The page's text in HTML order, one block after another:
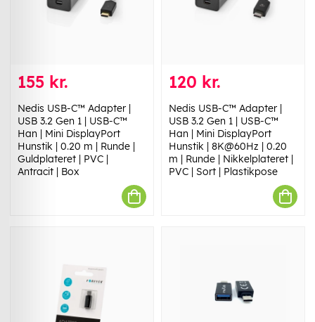
155 kr.
Nedis USB-C™ Adapter |
USB 3.2 Gen 1 | USB-C™
Han | Mini DisplayPort
Hunstik | 0.20 m | Runde |
Guldplateret | PVC |
Antracit | Box
120 kr.
Nedis USB-C™ Adapter |
USB 3.2 Gen 1 | USB-C™
Han | Mini DisplayPort
Hunstik | 8K@60Hz | 0.20
m | Runde | Nikkelplateret |
PVC | Sort | Plastikpose